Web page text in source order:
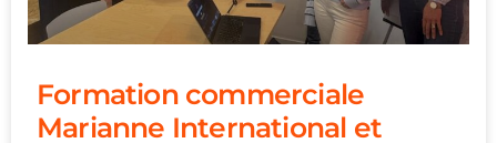
Formation commerciale
Marianne International et